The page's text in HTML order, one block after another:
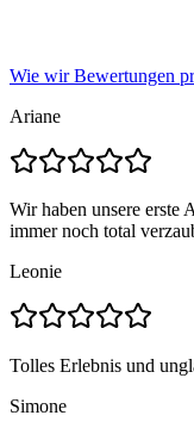
Wie wir Bewertungen
Ariane
Wir haben unsere erste
immer noch total
Leonie
Tolles Erlebnis und
Simone